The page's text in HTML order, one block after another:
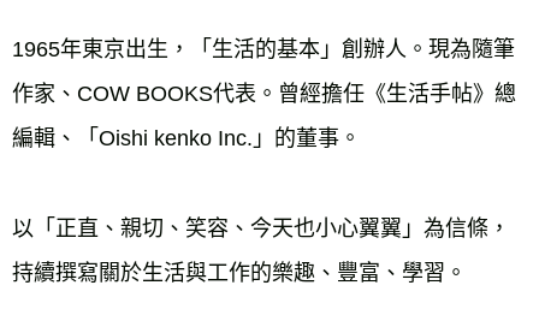
1965年東京出生，「生活的基本」創辦人。現為隨筆
作家、COW BOOKS代表。曾經擔任《生活手帖》總
編輯、「Oishi kenko Inc.」的董事。
以「正直、親切、笑容、今天也小心翼翼」為信條，
持續撰寫關於生活與工作的樂趣、豐富、學習。